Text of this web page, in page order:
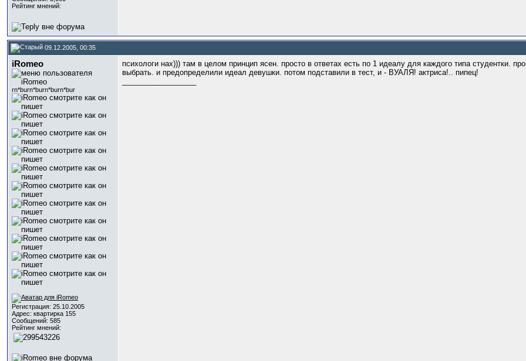
Рейтинг мнений:
09.12.2005, 00:35
iRomeo
rn*burn*burn*burn*bur
Регистрация: 25.10.2005
Адрес: квартирка 155
Сообщений: 585
Рейтинг мнений:
психологи нах))) там в целом принцип ясен. просто в ответах есть по 1 идеалу для каждого типа студентки.
выбрать. и предопределили идеал девушки. потом подставили в тест, и - ВУАЛЯ! актриса!.. пипец!